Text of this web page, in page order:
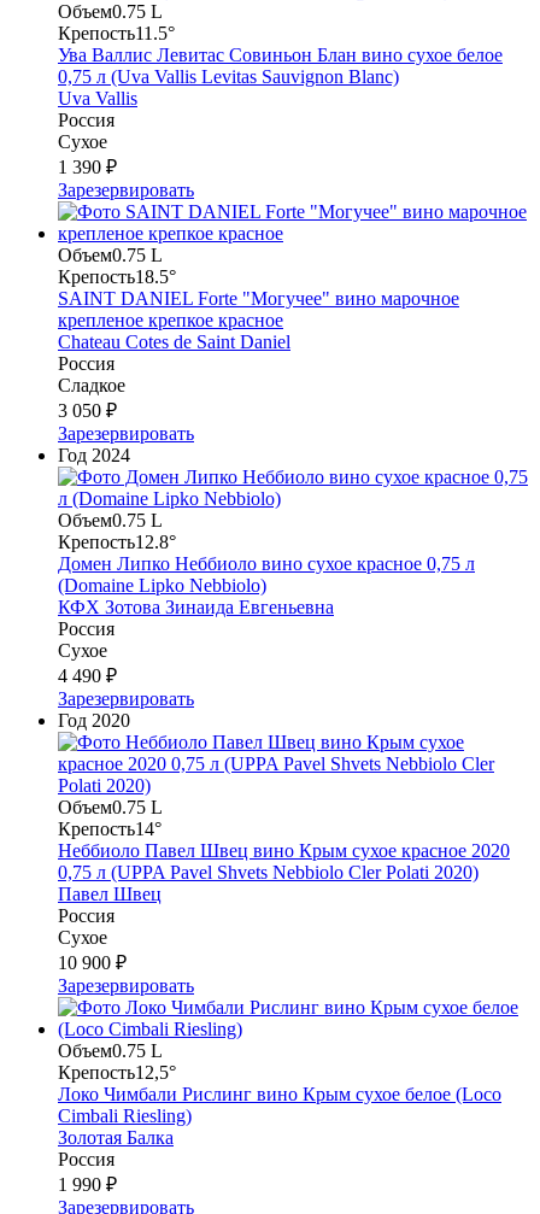
Объем0.75 L
Крепость11.5°
Ува Валлис Левитас Совиньон Блан вино сухое белое
0,75 л (Uva Vallis Levitas Sauvignon Blanc)
Uva Vallis
Россия
Сухое
1 390 ₽
Зарезервировать
Объем0.75 L
Крепость18.5°
SAINT DANIEL Forte "Могучее" вино марочное
крепленое крепкое красное
Chateau Cotes de Saint Daniel
Россия
Сладкое
3 050 ₽
Зарезервировать
Год 2024
Объем0.75 L
Крепость12.8°
Домен Липко Неббиоло вино сухое красное 0,75 л
(Domaine Lipko Nebbiolo)
КФХ Зотова Зинаида Евгеньевна
Россия
Сухое
4 490 ₽
Зарезервировать
Год 2020
Объем0.75 L
Крепость14°
Неббиоло Павел Швец вино Крым сухое красное 2020
0,75 л (UPPA Pavel Shvets Nebbiolo Cler Polati 2020)
Павел Швец
Россия
Сухое
10 900 ₽
Зарезервировать
Объем0.75 L
Крепость12,5°
Локо Чимбали Рислинг вино Крым сухое белое (Loco
Cimbali Riesling)
Золотая Балка
Россия
1 990 ₽
Зарезервировать